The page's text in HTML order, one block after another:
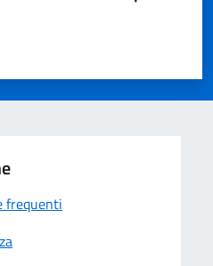
su 5
5
frequenti